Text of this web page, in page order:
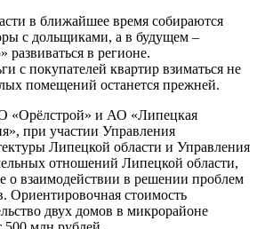
в ближайшее время собираются
с дольщиками, а в будущем –
развиваться в регионе.
с покупателей квартир взиматься не
помещений останется прежней.
«Орёлстрой» и АО «Липецкая
при участии Управления
Липецкой области и Управления
отношений Липецкой области,
о взаимодействии в решении проблем
Ориентировочная стоимость
двух домов в микрорайоне